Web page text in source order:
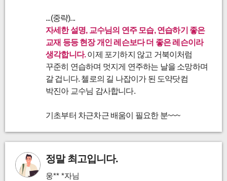
...(중략)...
자세한 설명, 교수님의 연주 모습, 연습하기 좋은
교재 등등 현장 개인 레슨보다 더 좋은 레슨이라
생각합니다.이제 포기하지 않고 거북이처럼
꾸준히 연습하며 멋지게 연주하는 날을 소망하며
갈 겁니다. 첼로의 길 나잡이가 된 도약닷컴
박진아 교수님 감사합니다.
기초부터 차근차근 배움이 필요한 분~~~
정말 최고입니다.
웅** *자님